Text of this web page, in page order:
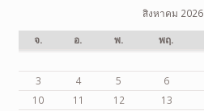
สิงหาคม 2026
จ.
อ. พ. พฤ.
3
4 5 6
10
11 12 13